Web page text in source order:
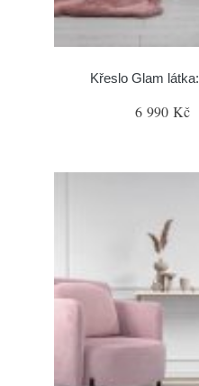
Křeslo Glam
6 990 Kč